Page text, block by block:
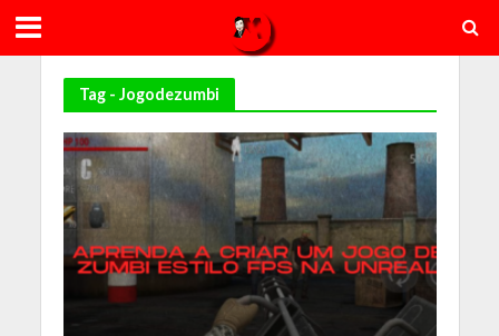
Tag - Jogodezumbi